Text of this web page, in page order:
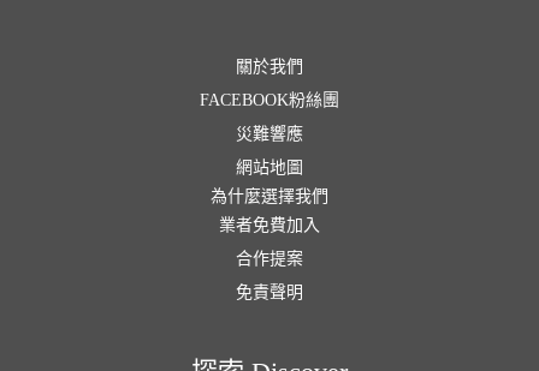
關於我們
FACEBOOK粉絲團
災難響應
網站地圖
為什麼選擇我們
業者免費加入
合作提案
免責聲明